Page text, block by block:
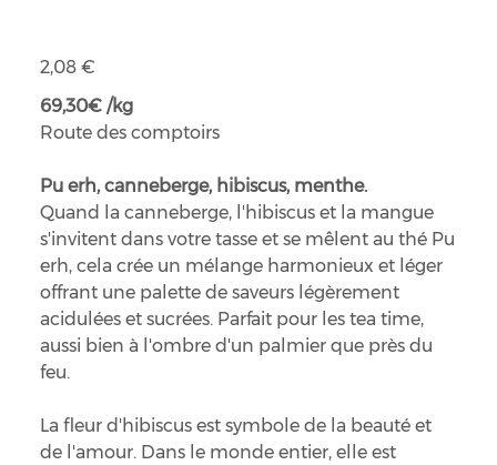
Prix
2,08 €
69,30€ /kg
Route des comptoirs
Pu erh, canneberge, hibiscus, menthe.
Quand la canneberge, l'hibiscus et la mangue
s'invitent dans votre tasse et se mêlent au thé Pu
erh, cela crée un mélange harmonieux et léger
offrant une palette de saveurs légèrement
acidulées et sucrées. Parfait pour les tea time,
aussi bien à l'ombre d'un palmier que près du
feu.
La fleur d'hibiscus est symbole de la beauté et
de l'amour. Dans le monde entier, elle est